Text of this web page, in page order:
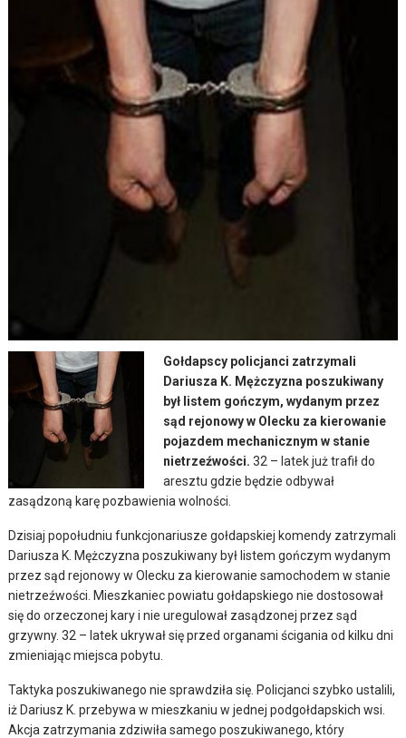
Gołdapscy policjanci zatrzymali
Dariusza K. Mężczyzna poszukiwany
był listem gończym, wydanym przez
sąd rejonowy w Olecku za kierowanie
pojazdem mechanicznym w stanie
nietrzeźwości.32 – latek już trafił do
aresztu gdzie będzie odbywał
zasądzoną karę pozbawienia wolności.
Dzisiaj popołudniu funkcjonariusze gołdapskiej komendy zatrzymali
Dariusza K. Mężczyzna poszukiwany był listem gończym wydanym
przez sąd rejonowy w Olecku za kierowanie samochodem w stanie
nietrzeźwości. Mieszkaniec powiatu gołdapskiego nie dostosował
się do orzeczonej kary i nie uregulował zasądzonej przez sąd
grzywny. 32 – latek ukrywał się przed organami ścigania od kilku dni
zmieniając miejsca pobytu.
Taktyka poszukiwanego nie sprawdziła się. Policjanci szybko ustalili,
iż Dariusz K. przebywa w mieszkaniu w jednej podgołdapskich wsi.
Akcja zatrzymania zdziwiła samego poszukiwanego, który